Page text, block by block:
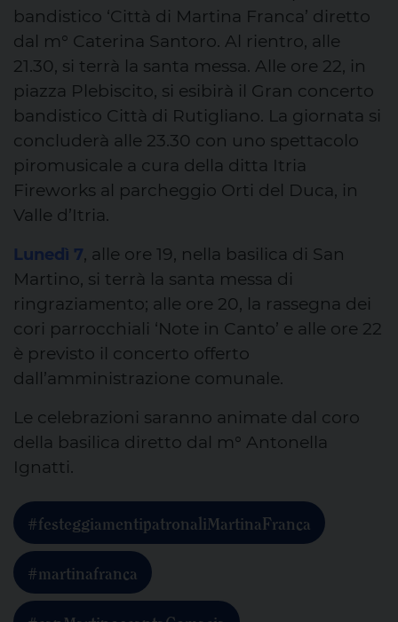
bandistico ‘Città di Martina Franca’ diretto
dal m° Caterina Santoro. Al rientro, alle
21.30, si terrà la santa messa. Alle ore 22, in
piazza Plebiscito, si esibirà il Gran concerto
bandistico Città di Rutigliano. La giornata si
concluderà alle 23.30 con uno spettacolo
piromusicale a cura della ditta Itria
Fireworks al parcheggio Orti del Duca, in
Valle d’Itria.
Lunedì 7, alle ore 19, nella basilica di San
Martino, si terrà la santa messa di
ringraziamento; alle ore 20, la rassegna dei
cori parrocchiali ‘Note in Canto’ e alle ore 22
è previsto il concerto offerto
dall’amministrazione comunale.
Le celebrazioni saranno animate dal coro
della basilica diretto dal m° Antonella
Ignatti.
#festeggiamentipatronaliMartinaFranca
#martinafranca